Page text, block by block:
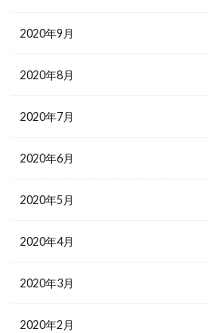
2020年9月
2020年8月
2020年7月
2020年6月
2020年5月
2020年4月
2020年3月
2020年2月